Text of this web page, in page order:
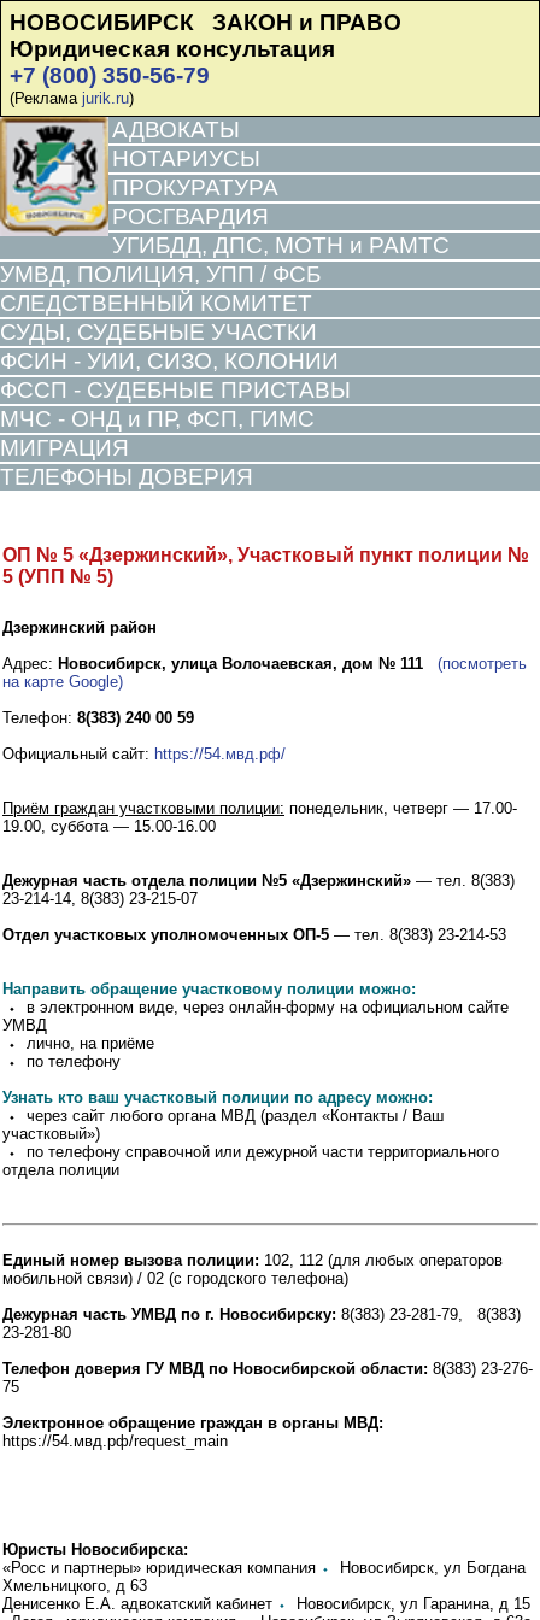
НОВОСИБИРСК ЗАКОН и ПРАВО
Юридическая консультация
+7 (800) 350-56-79
(Реклама jurik.ru)
АДВОКАТЫ
НОТАРИУСЫ
ПРОКУРАТУРА
РОСГВАРДИЯ
УГИБДД, ДПС, МОТН и РАМТС
УМВД, ПОЛИЦИЯ, УПП / ФСБ
СЛЕДСТВЕННЫЙ КОМИТЕТ
СУДЫ, СУДЕБНЫЕ УЧАСТКИ
ФСИН - УИИ, СИЗО, КОЛОНИИ
ФССП - СУДЕБНЫЕ ПРИСТАВЫ
МЧС - ОНД и ПР, ФСП, ГИМС
МИГРАЦИЯ
ТЕЛЕФОНЫ ДОВЕРИЯ
ОП № 5 «Дзержинский», Участковый пункт полиции №
5 (УПП № 5)
Дзержинский район
Адрес: Новосибирск, улица Волочаевская, дом № 111
(посмотреть
на карте Google)
Телефон: 8(383) 240 00 59
Официальный сайт: https://54.мвд.рф/
Приём граждан участковыми полиции: понедельник, четверг — 17.00-
19.00, суббота — 15.00-16.00
Дежурная часть отдела полиции №5 «Дзержинский» — тел. 8(383)
23-214-14, 8(383) 23-215-07
Отдел участковых уполномоченных ОП-5 — тел. 8(383) 23-214-53
Направить обращение участковому полиции можно:
⬩ в электронном виде, через онлайн-форму на официальном сайте
УМВД
⬩ лично, на приёме
⬩ по телефону
Узнать кто ваш участковый полиции по адресу можно:
⬩ через сайт любого органа МВД (раздел «Контакты / Ваш
участковый»)
⬩ по телефону справочной или дежурной части территориального
отдела полиции
Единый номер вызова полиции: 102, 112 (для любых операторов
мобильной связи) / 02 (с городского телефона)
Дежурная часть УМВД по г. Новосибирску: 8(383) 23-281-79, 8(383)
23-281-80
Телефон доверия ГУ МВД по Новосибирской области: 8(383) 23-276-
75
Электронное обращение граждан в органы МВД:
https://54.мвд.рф/request_main
Юристы Новосибирска:
«Росс и партнеры» юридическая компания ⬩
Новосибирск, ул Богдана
Хмельницкого, д 63
Денисенко Е.А. адвокатский кабинет ⬩
Новосибирск, ул Гаранина, д 15